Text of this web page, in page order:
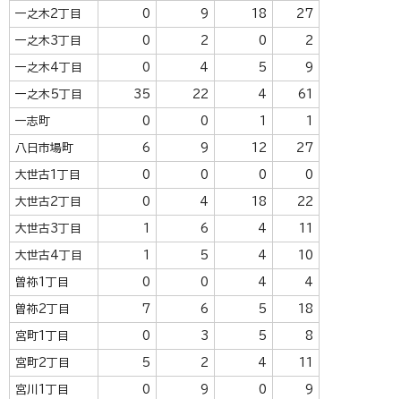
一之木2丁目 0 9 18 27
一之木3丁目 0 2 0 2
一之木4丁目 0 4 5 9
一之木5丁目 35 22 4 61
一志町 0 0
八日市場町 6 9 12 27
大世古1丁目 0 0 0 0
大世古2丁目 0 4 18 22
大世古3丁目 6 4
大世古4丁目 5 4 10
曽祢1丁目 0 0 4 4
曽祢2丁目 7 6 5 18
宮町1丁目 0 3 5 8
宮町2丁目 5 2 4
宮川1丁目 0 9 0 9